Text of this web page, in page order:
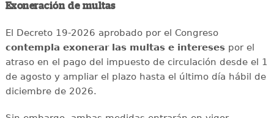
Exoneración de multas
El Decreto 19-2026 aprobado por el Congreso
contempla exonerar las multas e interesespor el
atraso en el pago del impuesto de circulación desde el 1
de agosto y ampliar el plazo hasta el último día hábil de
diciembre de 2026.